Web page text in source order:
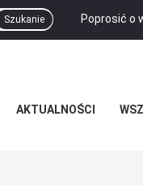
Poprosić o
Szukanie
AKTUALNOŚCI